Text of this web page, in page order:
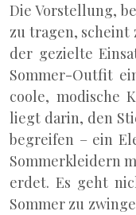
Die Vorstellung,
zu tragen, scheint
der gezielte
Sommer-Outfit
coole, modische
liegt darin, den
begreifen – ein
Sommerkleidern
erdet. Es geht
Sommer zu